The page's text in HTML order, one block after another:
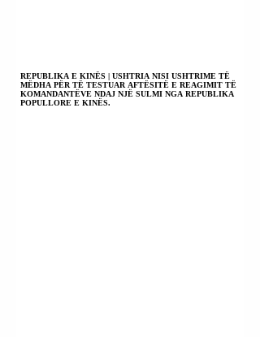
REPUBLIKA E KINËS | USHTRIA NISI USHTRIME TË
MËDHA PËR TË TESTUAR AFTËSITË E REAGIMIT TË
KOMANDANTËVE NDAJ NJË SULMI NGA REPUBLIKA
POPULLORE E KINËS.